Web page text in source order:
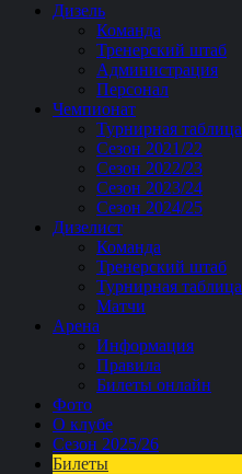
Дизель
Команда
Тренерский штаб
Администрация
Персонал
Чемпионат
Турнирная таблица
Сезон 2021/22
Сезон 2022/23
Сезон 2023/24
Сезон 2024/25
Дизелист
Команда
Тренерский штаб
Турнирная таблица
Матчи
Арена
Информация
Правила
Билеты онлайн
Фото
О клубе
Сезон 2025/26
Билеты